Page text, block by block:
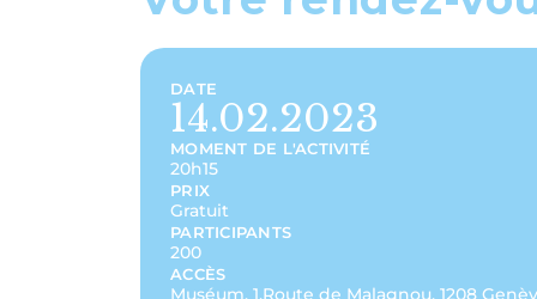
DATE
14.02.2023
MOMENT DE L'ACTIVITÉ
20h15
PRIX
Gratuit
PARTICIPANTS
200
ACCÈS
Muséum, 1,Route de Malagnou, 1208